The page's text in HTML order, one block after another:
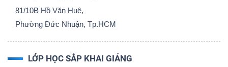
81/10B Hồ Văn Huê,
Phường Đức Nhuận, Tp.HCM
LỚP HỌC SẮP KHAI GIẢNG